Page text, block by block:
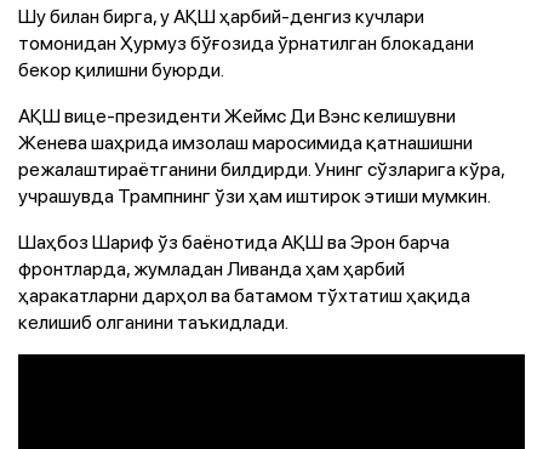
Шу билан бирга, у АҚШ ҳарбий-денгиз кучлари
томонидан Ҳурмуз бўғозида ўрнатилган блокадани
бекор қилишни буюрди.
АҚШ вице-президенти Жеймс Ди Вэнс келишувни
Женева шаҳрида имзолаш маросимида қатнашишни
режалаштираётганини билдирди. Унинг сўзларига кўра,
учрашувда Трампнинг ўзи ҳам иштирок этиши мумкин.
Шаҳбоз Шариф ўз баёнотида АҚШ ва Эрон барча
фронтларда, жумладан Ливанда ҳам ҳарбий
ҳаракатларни дарҳол ва батамом тўхтатиш ҳақида
келишиб олганини таъкидлади.